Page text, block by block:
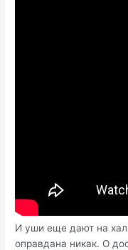
И уши еще дают на
оправдана никак. О